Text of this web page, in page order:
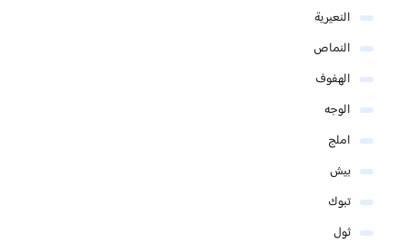
النعيرية
النماص
الهفوف
الوجه
املج
بيش
تبوك
ثول